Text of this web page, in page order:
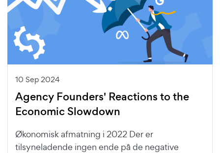
10 Sep 2024
Agency Founders' Reactions to the
Economic Slowdown
Økonomisk afmatning i 2022 Der er
tilsyneladende ingen ende på de negative